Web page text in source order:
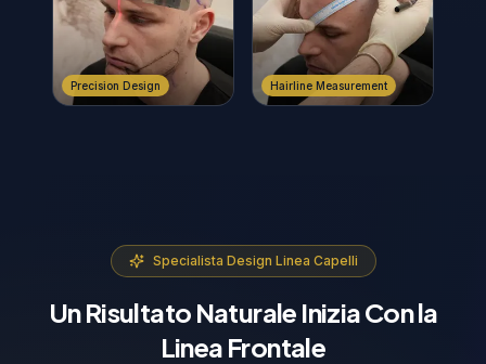
Precision Design Hairline Measurement
Specialista Design Linea Capelli
Un Risultato Naturale Inizia Con la
Linea Frontale